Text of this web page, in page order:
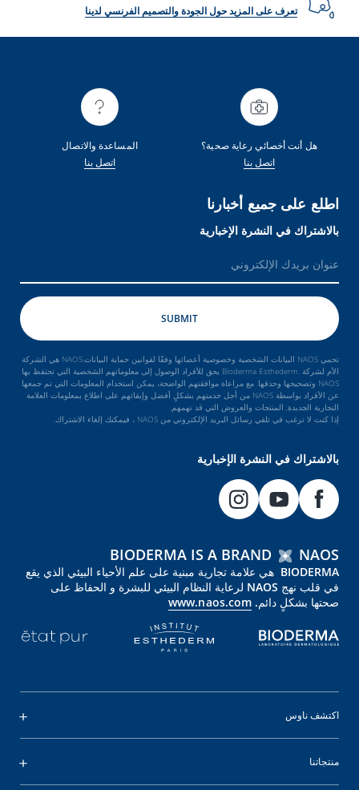
تعرف على المزيد حول الجودة والتصميم الفرنسي لدينا
هل أنت أخصائي رعاية صحية؟
اتصل بنا
المساعدة والاتصال
اتصل بنا
اطلع على جميع أخبارنا
بالاشتراك في النشرة الإخبارية
تحمي NAOS البيانات الشخصية وخصوصية أعضائها وفقًا لقوانين حماية البيانات.NAOS هي الشركة
الأم لشركة .Bioderma Esthederm يحق للأفراد الوصول إلى معلوماتهم الشخصية التي تحتفظ بها
NAOS وتصحيحها وحذفها. مع مراعاة موافقتهم الواضحة، يمكن استخدام المعلومات التي تم جمعها
عن الأفراد بواسطة NAOS من أجل خدمتهم بشكلٍ أفضل وإبقائهم على اطلاع بمعلومات العلامة
التجارية الجديدة, المنتجات والعروض التي قد تهمهم.
إذا كنت لا ترغب في تلقي رسائل البريد الإلكتروني من NAOS ، فيمكنك إلغاء الاشتراك.
بالاشتراك في النشرة الإخبارية
BIODERMA IS A BRAND NAOS
BIODERMA هي علامة تجارية مبنية على علم الأحياء البيئي الذي يقع
في قلب نهج NAOS لرعاية النظام البيئي للبشرة و الحفاظ على
صحتها بشكلٍ دائم. www.naos.com
اكتشف ناوس
منتجاتنا